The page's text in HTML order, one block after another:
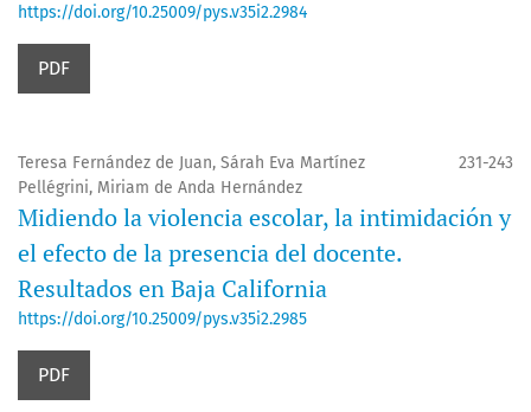
https://doi.org/10.25009/pys.v35i2.2984
PDF
Teresa Fernández de Juan, Sárah Eva Martínez
Pellégrini, Miriam de Anda Hernández
231-243
Midiendo la violencia escolar, la intimidación y
el efecto de la presencia del docente.
Resultados en Baja California
https://doi.org/10.25009/pys.v35i2.2985
PDF